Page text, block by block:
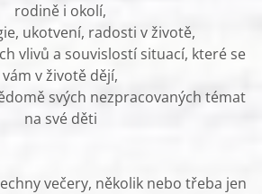
rodině i okolí,
ukotvení, radosti v životě,
vlivů a souvislostí situací, které se
vám v životě dějí,
svých nezpracovaných témat
na své děti
večery, několik nebo třeba jen